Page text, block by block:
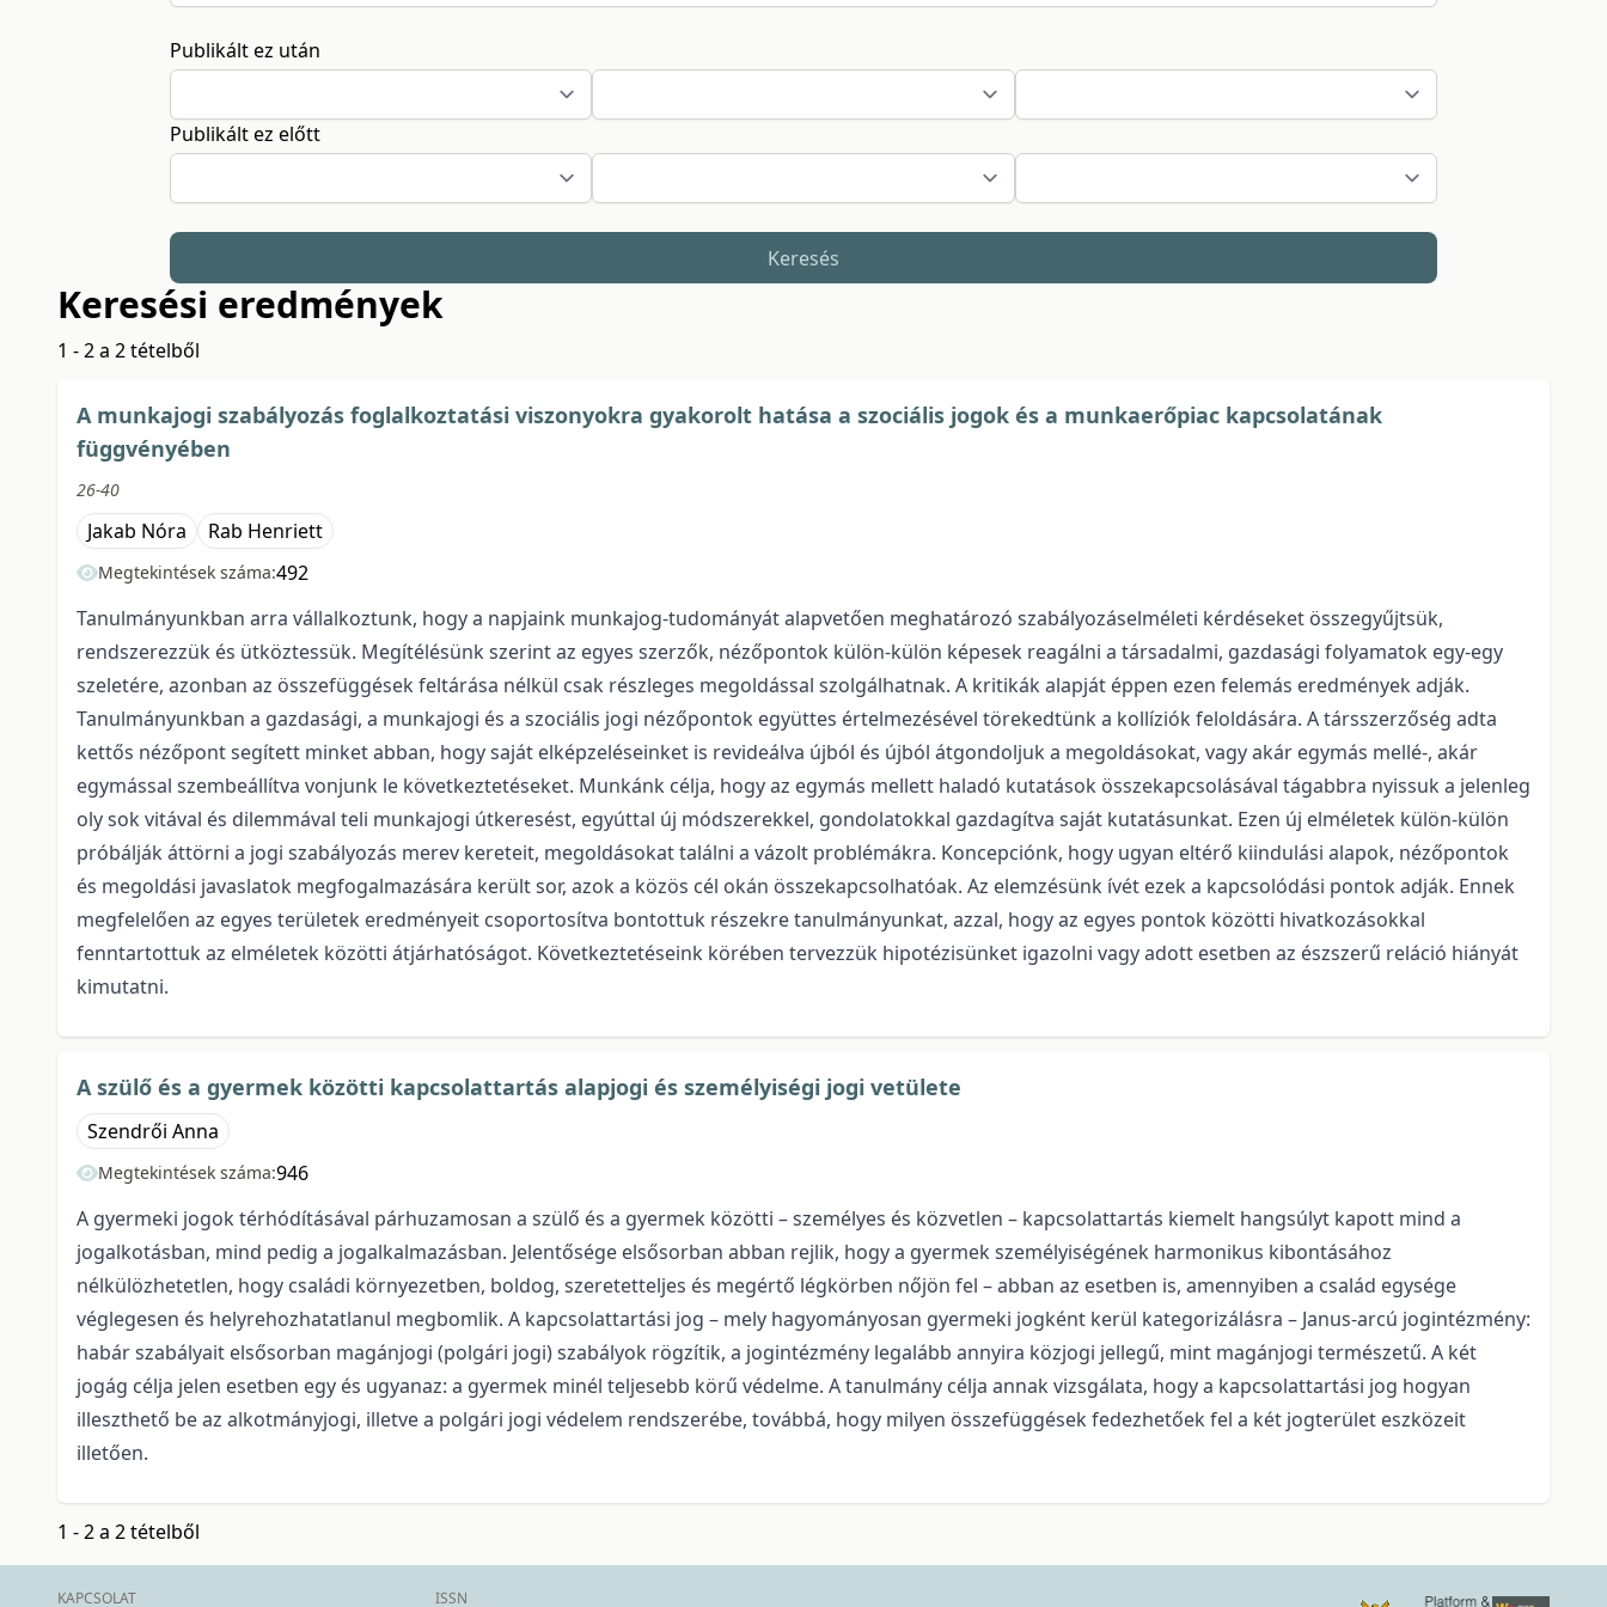
Publikált ez után
Publikált ez előtt
Keresés
Keresési eredmények
1 - 2 a 2 tételből
A munkajogi szabályozás foglalkoztatási viszonyokra gyakorolt hatása a szociális jogok és a munkaerőpiac kapcsolatának
függvényében
26-40
Jakab Nóra Rab Henriett
Megtekintések száma:492
Tanulmányunkban arra vállalkoztunk, hogy a napjaink munkajog-tudományát alapvetően meghatározó szabályozáselméleti kérdéseket összegyűjtsük,
rendszerezzük és ütköztessük. Megítélésünk szerint az egyes szerzők, nézőpontok külön-külön képesek reagálni a társadalmi, gazdasági folyamatok egy-egy
szeletére, azonban az összefüggések feltárása nélkül csak részleges megoldással szolgálhatnak. A kritikák alapját éppen ezen felemás eredmények adják.
Tanulmányunkban a gazdasági, a munkajogi és a szociális jogi nézőpontok együttes értelmezésével törekedtünk a kollíziók feloldására. A társszerzőség adta
kettős nézőpont segített minket abban, hogy saját elképzeléseinket is revideálva újból és újból átgondoljuk a megoldásokat, vagy akár egymás mellé-, akár
egymással szembeállítva vonjunk le következtetéseket. Munkánk célja, hogy az egymás mellett haladó kutatások összekapcsolásával tágabbra nyissuk a jelenleg
oly sok vitával és dilemmával teli munkajogi útkeresést, egyúttal új módszerekkel, gondolatokkal gazdagítva saját kutatásunkat. Ezen új elméletek külön-külön
próbálják áttörni a jogi szabályozás merev kereteit, megoldásokat találni a vázolt problémákra. Koncepciónk, hogy ugyan eltérő kiindulási alapok, nézőpontok
és megoldási javaslatok megfogalmazására került sor, azok a közös cél okán összekapcsolhatóak. Az elemzésünk ívét ezek a kapcsolódási pontok adják. Ennek
megfelelően az egyes területek eredményeit csoportosítva bontottuk részekre tanulmányunkat, azzal, hogy az egyes pontok közötti hivatkozásokkal
fenntartottuk az elméletek közötti átjárhatóságot. Következtetéseink körében tervezzük hipotézisünket igazolni vagy adott esetben az észszerű reláció hiányát
kimutatni.
A szülő és a gyermek közötti kapcsolattartás alapjogi és személyiségi jogi vetülete
Szendrői Anna
Megtekintések száma:946
A gyermeki jogok térhódításával párhuzamosan a szülő és a gyermek közötti – személyes és közvetlen – kapcsolattartás kiemelt hangsúlyt kapott mind a
jogalkotásban, mind pedig a jogalkalmazásban. Jelentősége elsősorban abban rejlik, hogy a gyermek személyiségének harmonikus kibontásához
nélkülözhetetlen, hogy családi környezetben, boldog, szeretetteljes és megértő légkörben nőjön fel – abban az esetben is, amennyiben a család egysége
véglegesen és helyrehozhatatlanul megbomlik. A kapcsolattartási jog – mely hagyományosan gyermeki jogként kerül kategorizálásra – Janus-arcú jogintézmény:
habár szabályait elsősorban magánjogi (polgári jogi) szabályok rögzítik, a jogintézmény legalább annyira közjogi jellegű, mint magánjogi természetű. A két
jogág célja jelen esetben egy és ugyanaz: a gyermek minél teljesebb körű védelme. A tanulmány célja annak vizsgálata, hogy a kapcsolattartási jog hogyan
illeszthető be az alkotmányjogi, illetve a polgári jogi védelem rendszerébe, továbbá, hogy milyen összefüggések fedezhetőek fel a két jogterület eszközeit
illetően.
1 - 2 a 2 tételből
KAPCSOLAT ISSN